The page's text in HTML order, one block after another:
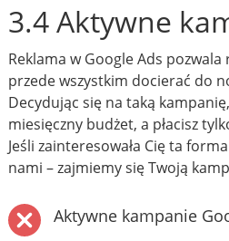
3.4 Aktywne
Reklama w Google Ads
przede wszystkim docierać do
Decydując się na taką
miesięczny budżet, a płacisz
Jeśli zainteresowała Cię ta
nami – zajmiemy się Twoją
Aktywne kampanie